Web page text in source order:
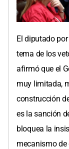
El diputado
tema de los
afirmó que el
muy limitada,
construcción
es la sanción
bloquea la
mecanismo de